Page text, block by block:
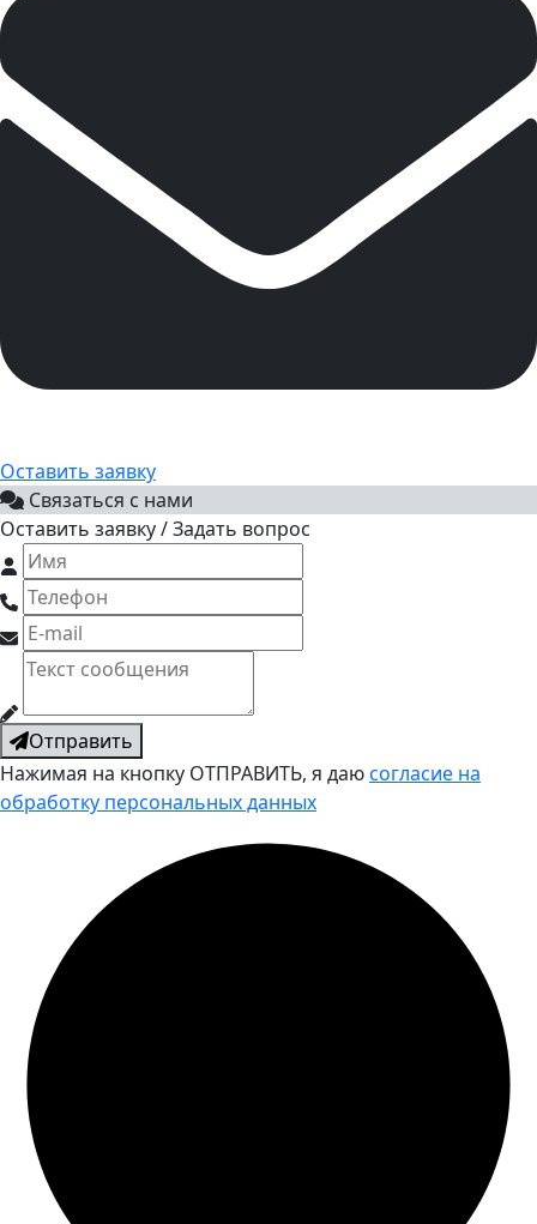
Оставить заявку
Связаться с нами
Оставить заявку / Задать вопрос
Отправить
Нажимая на кнопку ОТПРАВИТЬ, я даюсогласие на
обработку персональных данных